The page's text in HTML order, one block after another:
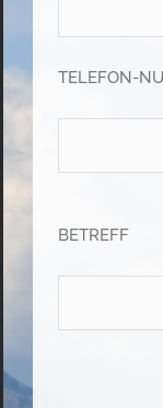
TELEFON-
BETREFF